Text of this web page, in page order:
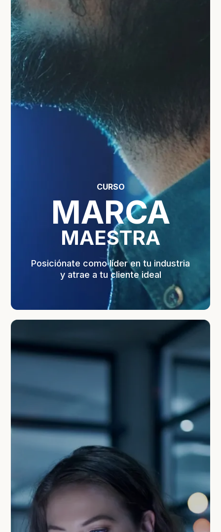
CURSO
MARCA
MAESTRA
Posiciónate como líder en tu industria
y atrae a tu cliente ideal